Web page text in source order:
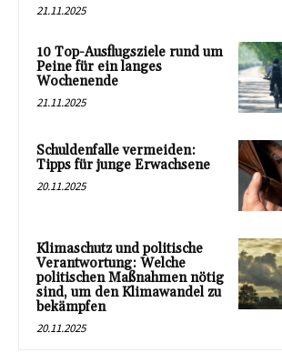
21.11.2025
10 Top-Ausflugsziele rund um
Peine für ein langes
Wochenende
21.11.2025
Schuldenfalle vermeiden:
Tipps für junge Erwachsene
20.11.2025
Klimaschutz und politische
Verantwortung: Welche
politischen Maßnahmen nötig
sind, um den Klimawandel zu
bekämpfen
20.11.2025